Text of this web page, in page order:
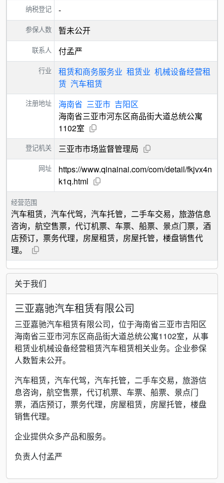
纳税登记 -
参保人数 暂未公开
联系人 付孟严
行业 租赁和商务服务业 租赁业 机械设备经营租
赁 汽车租赁
注册地址 海南省 三亚市 吉阳区
海南省三亚市河东区商品街大道总统公寓
1102室
登记机关 三亚市市场监督管理局
网址
https://www.qinainai.com/com/detail/fkjvx4n
k1q.html
经营范围
汽车租赁，汽车代驾，汽车托管，二手车交易，旅游信息
咨询，航空售票，代订机票、车票、船票、景点门票，酒
店预订，票务代理，房屋租赁，房屋托管，楼盘销售代
理。
关于我们
三亚嘉驰汽车租赁有限公司
三亚嘉驰汽车租赁有限公司，位于海南省三亚市吉阳区
海南省三亚市河东区商品街大道总统公寓1102室，从事
租赁业机械设备经营租赁汽车租赁相关业务。企业参保
人数暂未公开。
汽车租赁，汽车代驾，汽车托管，二手车交易，旅游信
息咨询，航空售票，代订机票、车票、船票、景点门
票，酒店预订，票务代理，房屋租赁，房屋托管，楼盘
销售代理。
企业提供众多产品和服务。
负责人付孟严